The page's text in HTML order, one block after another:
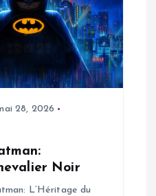
28, 2026
Noir
L’Héritage du